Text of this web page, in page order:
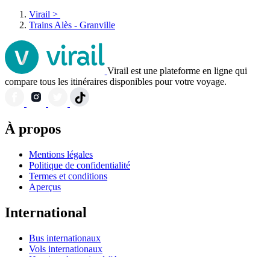
Virail >
Trains Alès - Granville
Virail est une plateforme en ligne qui
compare tous les itinéraires disponibles pour votre voyage.
À propos
Mentions légales
Politique de confidentialité
Termes et conditions
Aperçus
International
Bus internationaux
Vols internationaux